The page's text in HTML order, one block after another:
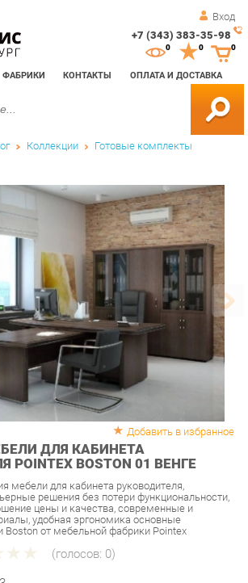
Вход
+7 (343) 383-35-98
ФАБРИКИ КОНТАКТЫ ОПЛАТА И ДОСТАВКА
0 0
Коллекции Готовые комплекты
ДЛЯ КАБИНЕТА
BOSTON 01 ВЕНГЕ
мебели для кабинета руководителя,
цены и качества, современные и
удобная эргономика основные
от мебельной фабрики Pointex
(голосов:0)